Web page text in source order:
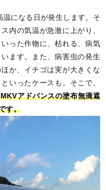
になる日が発生します。そ
内の気温が急激に上がり、
った作物に、枯れる、病気
ます。また、病害虫の発生
か、イチゴは実が大きくな
いったケースも。そこで、
アドバンスの塗布無滴遮
す。